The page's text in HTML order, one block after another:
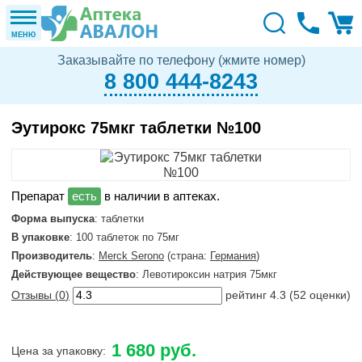
МЕНЮ
Заказывайте по телефону (жмите номер)
8 800 444-8243
Эутирокс 75мкг таблетки №100
в наличии в аптеках.
Форма выпуска: таблетки
В упаковке: 100 таблеток по 75мг
Производитель: Merck Serono (страна: Германия)
Действующее вещество: Левотироксин натрия 75мкг
Отзывы (0) рейтинг 4.3 (52 оценки)
Цена за упаковку: 1 680 руб.